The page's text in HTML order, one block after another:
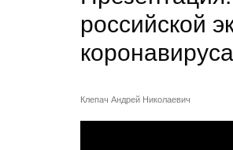
российской
Клепач Андрей Николаевич